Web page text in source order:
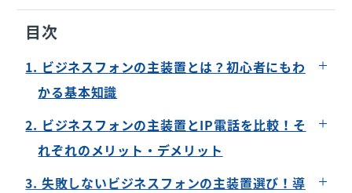
目次
1. ビジネスフォンの主装置とは？初心者にもわ
かる基本知識
ビジネスフォンの主装置の基本機能
なぜ主装置が必要？家庭用電話との違い
2. ビジネスフォンの主装置とIP電話を比較！そ
れぞれのメリット・デメリット
必要なコストと設置環境
3. 失敗しないビジネスフォンの主装置選び！導